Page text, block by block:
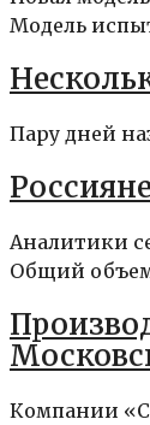
Модель
Пару дней
Аналитики
Общий
Компании